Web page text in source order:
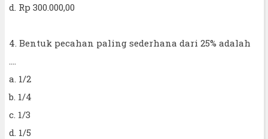
d. Rp 300.000,00
4. Bentuk pecahan paling sederhana dari 25% adalah
a. 1/2
b. 1/4
c. 1/3
d. 1/5